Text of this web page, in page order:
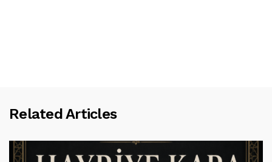
Related Articles